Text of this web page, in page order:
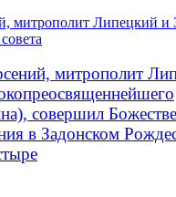
митрополит Липецкий и
митрополит
совершил
в Задонском